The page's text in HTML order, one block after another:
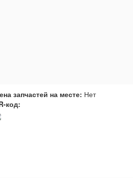
запчастей на месте: Нет
код: